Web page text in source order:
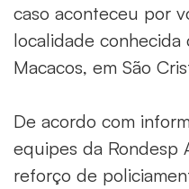
caso aconteceu por
localidade conhecida
Macacos, em São
De acordo com
equipes da Rondesp
reforço de